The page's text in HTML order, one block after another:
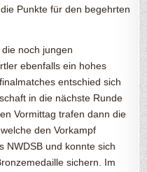
Punkte für den begehrten
noch jungen
ebenfalls ein hohes
entschied sich
in die nächste Runde
Vormittag trafen dann die
den Vorkampf
NWDSB und konnte sich
sichern. Im